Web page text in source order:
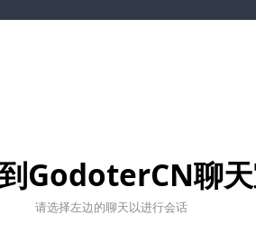
GodoterCN聊天
请选择左边的聊天以进行会话